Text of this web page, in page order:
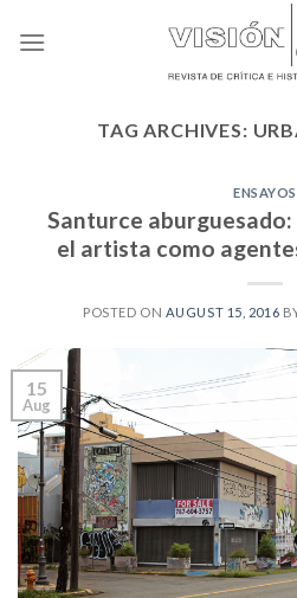
TAG ARCHIVES:
ENSAYOS
Santurce
el artista como
POSTED ON AUGUST 15, 2016
15
Aug